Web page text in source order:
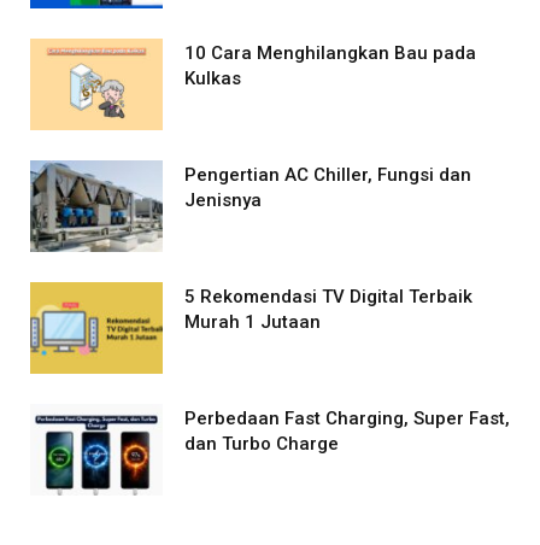
10 Cara Menghilangkan Bau pada
Kulkas
Pengertian AC Chiller, Fungsi dan
Jenisnya
5 Rekomendasi TV Digital Terbaik
Murah 1 Jutaan
Perbedaan Fast Charging, Super Fast,
dan Turbo Charge